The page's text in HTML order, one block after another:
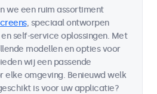
we een ruim assortiment
, speciaal ontworpen
self-service oplossingen. Met
modellen en opties voor
wij een passende
elke omgeving. Benieuwd welk
is voor uw applicatie?